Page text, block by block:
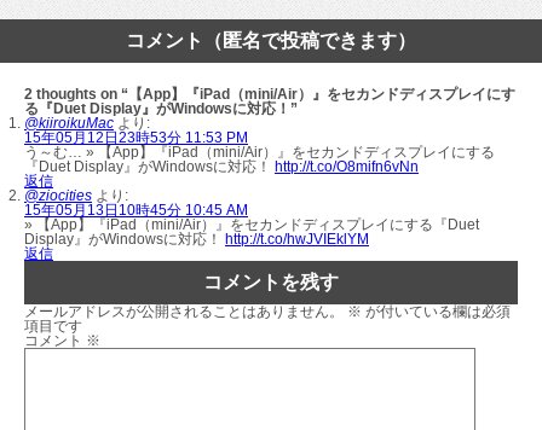
コメント（匿名で投稿できます）
2 thoughts on “【App】『iPad（mini/Air）』をセカンドディスプレイにす
る『Duet Display』がWindowsに対応！”
@kiiroikuMac より:
15年05月12日23時53分 11:53 PM
う～む… » 【App】『iPad（mini/Air）』をセカンドディスプレイにする
『Duet Display』がWindowsに対応！ http://t.co/O8mifn6vNn
返信
@ziocities より:
15年05月13日10時45分 10:45 AM
» 【App】『iPad（mini/Air）』をセカンドディスプレイにする『Duet
Display』がWindowsに対応！ http://t.co/hwJVIEklYM
返信
コメントを残す
メールアドレスが公開されることはありません。 ※ が付いている欄は必須
項目です
コメント ※